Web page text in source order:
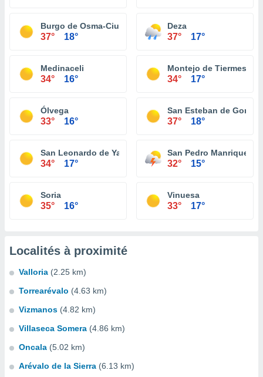
Burgo de Osma-Ciudad de Osma
37° 18°
Deza
37° 17°
Medinaceli
34° 16°
Montejo de Tiermes
34° 17°
Ólvega
33° 16°
San Esteban de Gormaz
37° 18°
San Leonardo de Yagüe
34° 17°
San Pedro Manrique
32° 15°
Soria
35° 16°
Vinuesa
33° 17°
Localités à proximité
Valloria (2.25 km)
Torrearévalo (4.63 km)
Vizmanos (4.82 km)
Villaseca Somera (4.86 km)
Oncala (5.02 km)
Arévalo de la Sierra (6.13 km)